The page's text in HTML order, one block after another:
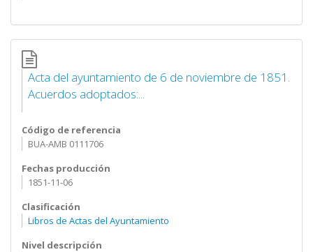
Acta del ayuntamiento de 6 de noviembre de 1851.
Acuerdos adoptados:...
Código de referencia
BUA-AMB 0111706
Fechas producción
1851-11-06
Clasificación
Libros de Actas del Ayuntamiento
Nivel descripción